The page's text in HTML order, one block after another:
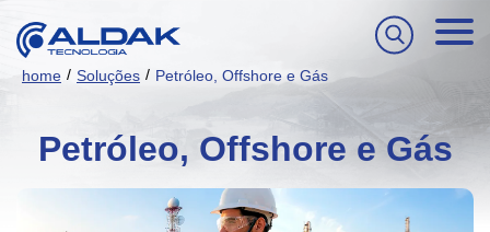
home / Soluções / Petróleo, Offshore e Gás
Petróleo, Offshore e Gás